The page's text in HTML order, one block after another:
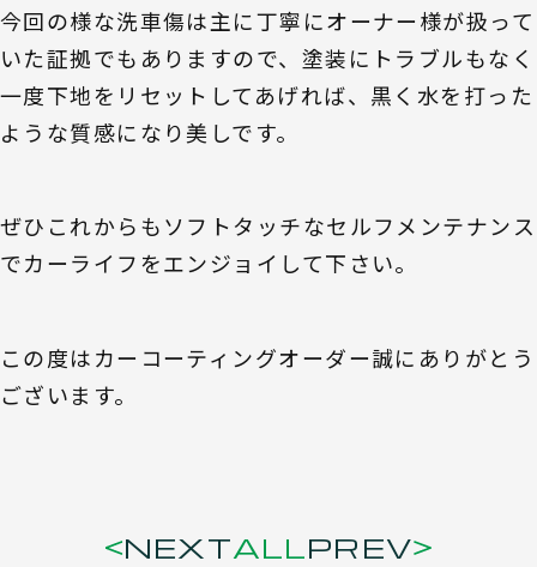
今回の様な洗車傷は主に丁寧にオーナー様が扱って
いた証拠でもありますので、塗装にトラブルもなく
一度下地をリセットしてあげれば、黒く水を打った
ような質感になり美しです。
ぜひこれからもソフトタッチなセルフメンテナンス
でカーライフをエンジョイして下さい。
この度はカーコーティングオーダー誠にありがとう
ございます。
NEXTALLPREV